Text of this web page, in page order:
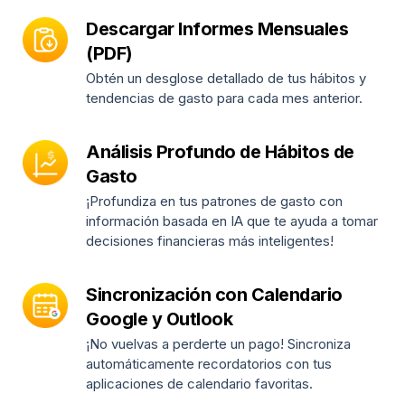
Descargar Informes Mensuales
(PDF)
Obtén un desglose detallado de tus hábitos y
tendencias de gasto para cada mes anterior.
Análisis Profundo de Hábitos de
Gasto
¡Profundiza en tus patrones de gasto con
información basada en IA que te ayuda a tomar
decisiones financieras más inteligentes!
Sincronización con Calendario
Google y Outlook
¡No vuelvas a perderte un pago! Sincroniza
automáticamente recordatorios con tus
aplicaciones de calendario favoritas.